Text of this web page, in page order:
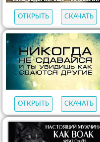
ОТКРЫТЬ СКАЧАТЬ
ОТКРЫТЬ СКАЧАТЬ